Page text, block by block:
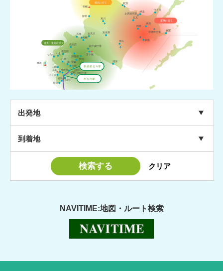
道北に行く
道央・道南に行く
道東に行く
新函館北斗駅
木古内駅
羽幌
留萌
旭川
紋別
網走
女満別空港
北見
阿寒
釧路
摩周
ウトロ
根室
中標津空港
帯広
浦河
富良野
岩見沢
札幌
小樽
新千歳空港
苫小牧
登別
洞爺湖
室蘭
倶知安
長万部
今金
せたな
八雲
森
大沼
鹿部
函館 函館空港
知内
福島
松前
上ノ国
厚沢部
江差
乙部
奥尻
出発地
到着地
NAVITIME:地図・ルート検索